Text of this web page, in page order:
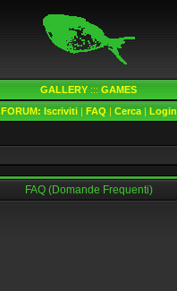
GALLERY ::: GAMES
FORUM: Iscriviti| FAQ | Cerca| Login
FAQ (Domande Frequenti)